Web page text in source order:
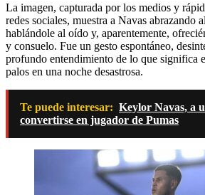
La imagen, capturada por los medios y
redes sociales, muestra a Navas abrazando
hablándole al oído y, aparentemente,
y consuelo. Fue un gesto espontáneo,
profundo entendimiento de lo que significa
palos en una noche desastrosa.
Te puede interesar: Keylor Navas, a
convertirse en jugador de Pumas